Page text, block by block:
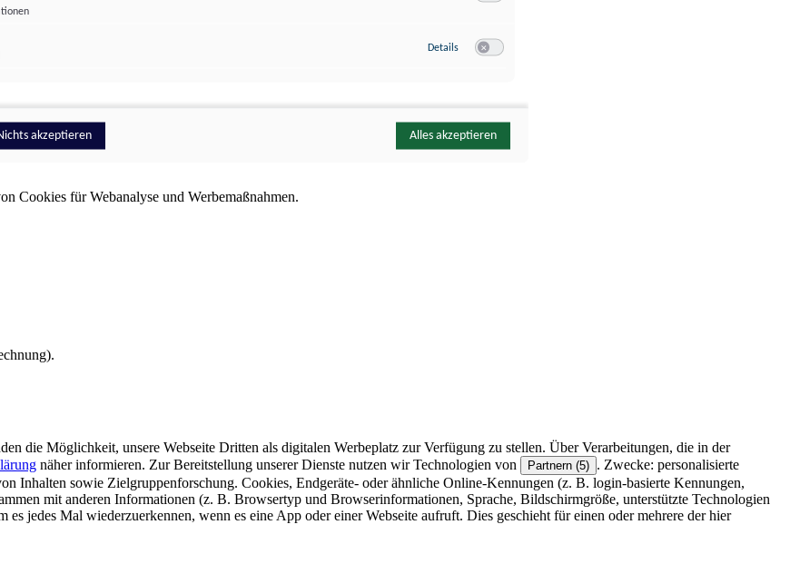
Cookies für Webanalyse und Werbemaßnahmen.
die Möglichkeit, unsere Webseite Dritten als digitalen Werbeplatz zur Verfügung zu stellen. Über Verarbeitungen, die in der
näher informieren. Zur Bereitstellung unserer Dienste nutzen wir Technologien von Partnern (5) . Zwecke: personalisierte
Inhalten sowie Zielgruppenforschung. Cookies, Endgeräte- oder ähnliche Online-Kennungen (z. B. login-basierte Kennungen,
mit anderen Informationen (z. B. Browsertyp und Browserinformationen, Sprache, Bildschirmgröße, unterstützte Technologien
jedes Mal wiederzuerkennen, wenn es eine App oder einer Webseite aufruft. Dies geschieht für einen oder mehrere der hier
Details zu YouTube
akzeptieren Alles akzeptieren